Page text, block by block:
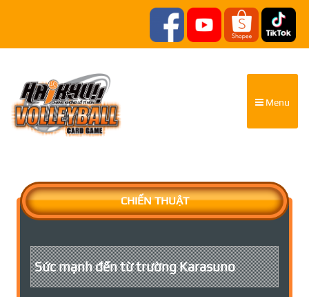
Menu
CHIẾN THUẬT
Sức mạnh đến từ trường Karasuno